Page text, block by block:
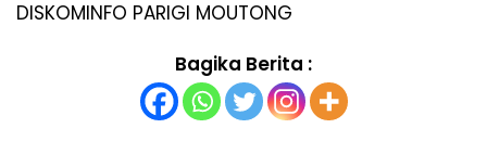
DISKOMINFO PARIGI MOUTONG
Bagika Berita :